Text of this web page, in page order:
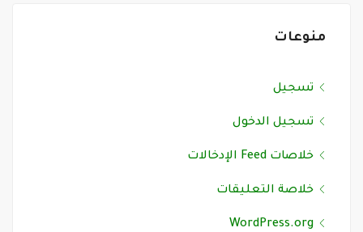
منوعات
تسجيل
تسجيل الدخول
خلاصات Feed الإدخالات
خلاصة التعليقات
WordPress.org